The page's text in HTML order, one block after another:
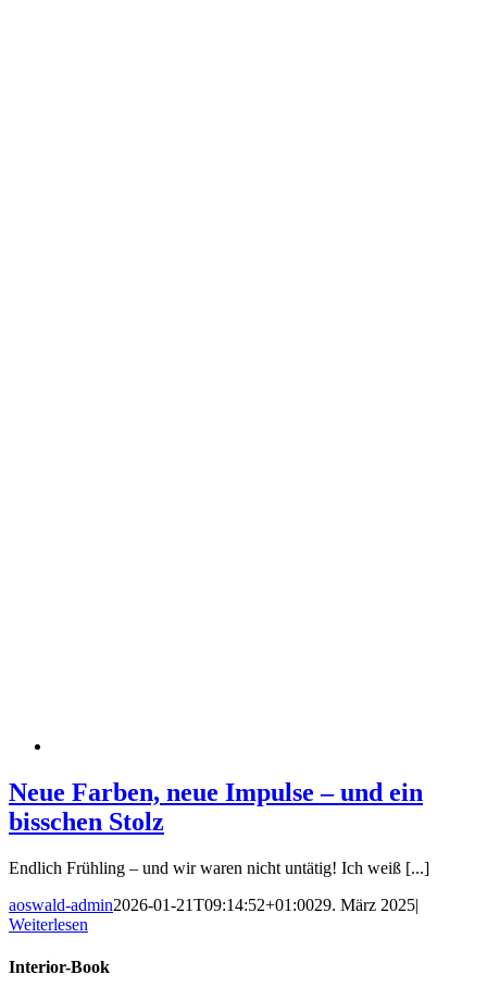
Neue Farben, neue Impulse – und ein
bisschen Stolz
Endlich Frühling – und wir waren nicht untätig! Ich weiß [...]
aoswald-admin2026-01-21T09:14:52+01:0029. März 2025|
Weiterlesen
Interior-Book